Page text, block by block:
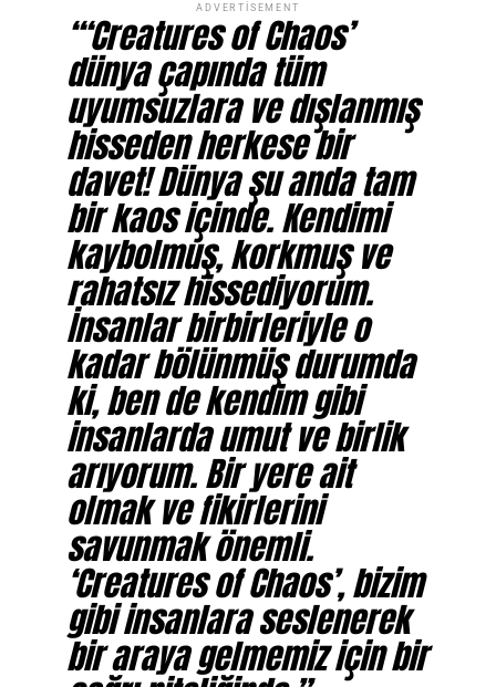
ADVERTISEMENT
“‘Creatures of Chaos’
dünya çapında tüm
uyumsuzlara ve dışlanmış
hisseden herkese bir
davet! Dünya şu anda tam
bir kaos içinde. Kendimi
kaybolmuş, korkmuş ve
rahatsız hissediyorum.
İnsanlar birbirleriyle o
kadar bölünmüş durumda
ki, ben de kendim gibi
insanlarda umut ve birlik
arıyorum. Bir yere ait
olmak ve fikirlerini
savunmak önemli.
‘Creatures of Chaos’, bizim
gibi insanlara seslenerek
bir araya gelmemiz için bir